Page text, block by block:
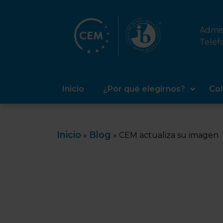
Inicio ¿Por qué elegirnos?
Inicio » Blog » CEM actualiza su imagen